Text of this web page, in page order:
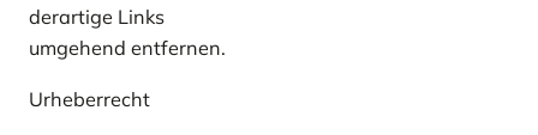
derartige Links
umgehend entfernen.
Urheberrecht